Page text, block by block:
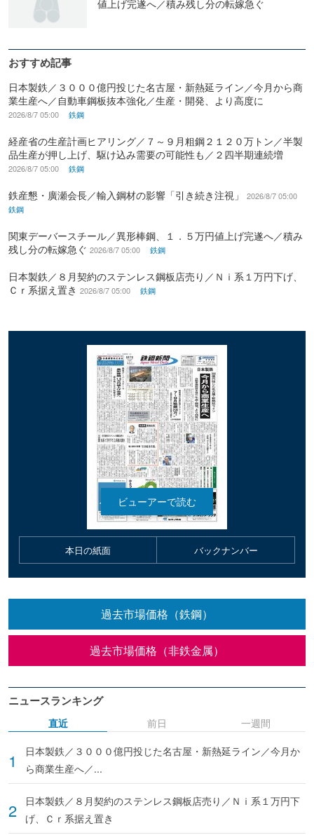
値上げ完遂へ／積み残し分の転嫁急ぐ
おすすめ記事
日本製鉄／３０００億円投じた名古屋・新熱延ライン／今月から商
業生産へ／自動車鋼板抜本強化／生産・開発、より高度に
2026/8/7 05:00 鉄鋼
経産省の生産計画ヒアリング／７～９月粗鋼２１２０万トン／半製
品生産が押し上げ、駆け込み需要の可能性も／２四半期連続増
2026/8/7 05:00 鉄鋼
鉄産懇・廣瀬会長／輸入鋼材の影響「引き続き注視」
2026/8/7 05:00
鉄鋼
関東デーバースチール／異形棒鋼、１．５万円値上げ完遂へ／積み
残し分の転嫁急ぐ 2026/8/7 05:00 鉄鋼
日本製鉄／８月契約のステンレス鋼板店売り／Ｎｉ系１万円下げ、
Ｃｒ系据え置き 2026/8/7 05:00 鉄鋼
本日の紙面 バックナンバー
過去市場価格（鉄鋼）
過去市場価格（非鉄金属）
ニュースランキング
直近
日本製鉄／３０００億円投じた名古屋・新熱延ライン／今月か
ら商業生産へ／...
日本製鉄／８月契約のステンレス鋼板店売り／Ｎｉ系１万円下
げ、Ｃｒ系据え置き
前日 一週間